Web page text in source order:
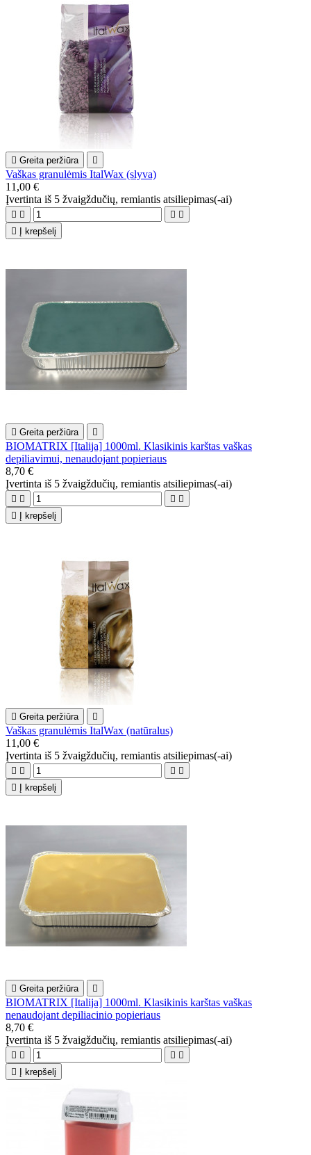
 Greita peržiūra 
Vaškas granulėmis ItalWax (slyva)
11,00 €
Įvertinta iš 5 žvaigždučių, remiantis atsiliepimas(-ai)
   

Į krepšelį
 Greita peržiūra 
BIOMATRIX [Italija] 1000ml. Klasikinis karštas vaškas
depiliavimui, nenaudojant popieriaus
8,70 €
Įvertinta iš 5 žvaigždučių, remiantis atsiliepimas(-ai)
   

Į krepšelį
 Greita peržiūra 
Vaškas granulėmis ItalWax (natūralus)
11,00 €
Įvertinta iš 5 žvaigždučių, remiantis atsiliepimas(-ai)
   

Į krepšelį
 Greita peržiūra 
BIOMATRIX [Italija] 1000ml. Klasikinis karštas vaškas
nenaudojant depiliacinio popieriaus
8,70 €
Įvertinta iš 5 žvaigždučių, remiantis atsiliepimas(-ai)
   

Į krepšelį